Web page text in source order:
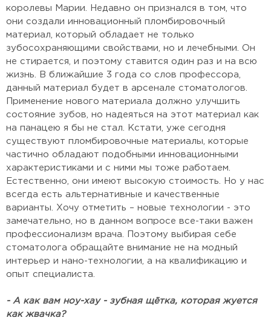
королевы Марии. Недавно он признался в том, что
они создали инновационный пломбировочный
материал, который обладает не только
зубосохраняющими свойствами, но и лечебными. Он
не стирается, и поэтому ставится один раз и на всю
жизнь. В ближайшие 3 года со слов профессора,
данный материал будет в арсенале стоматологов.
Применение нового материала должно улучшить
состояние зубов, но надеяться на этот материал как
на панацею я бы не стал. Кстати, уже сегодня
существуют пломбировочные материалы, которые
частично обладают подобными инновационными
характеристиками и с ними мы тоже работаем.
Естественно, они имеют высокую стоимость. Но у нас
всегда есть альтернативные и качественные
варианты. Хочу отметить – новые технологии - это
замечательно, но в данном вопросе все-таки важен
профессионализм врача. Поэтому выбирая себе
стоматолога обращайте внимание не на модный
интерьер и нано-технологии, а на квалификацию и
опыт специалиста.
- А как вам ноу-хау - зубная щётка, которая жуется
как жвачка?